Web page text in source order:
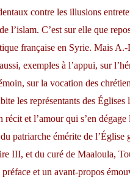
contre les illusions
l’islam. C’est sur elle que
française en Syrie. Mais A.-
exemples à l’appui, sur
sur la vocation des
les représentants des Églises
récit et l’amour qui s’en
patriarche émérite de l’Église
III, et du curé de Maaloula,
et un avant-propos